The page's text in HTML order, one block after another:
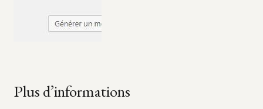
Plus d’informations